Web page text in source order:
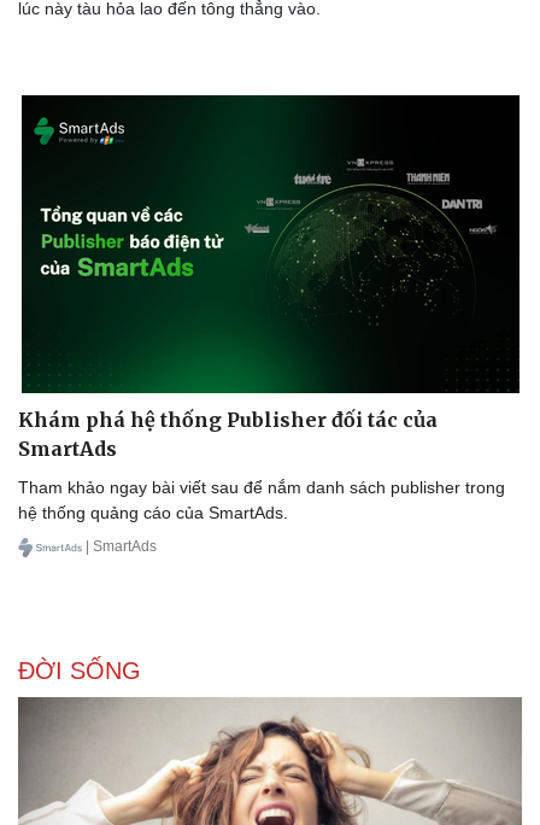
Thông tin doanh nghiệp
Doanh nghiệp 24h
Chuyển đổi số
lúc này tàu hỏa lao đến tông thẳng vào.
Khám phá hệ thống Publisher đối tác của
SmartAds
Tham khảo ngay bài viết sau để nắm danh sách publisher trong
hệ thống quảng cáo của SmartAds.
| SmartAds
ĐỜI SỐNG